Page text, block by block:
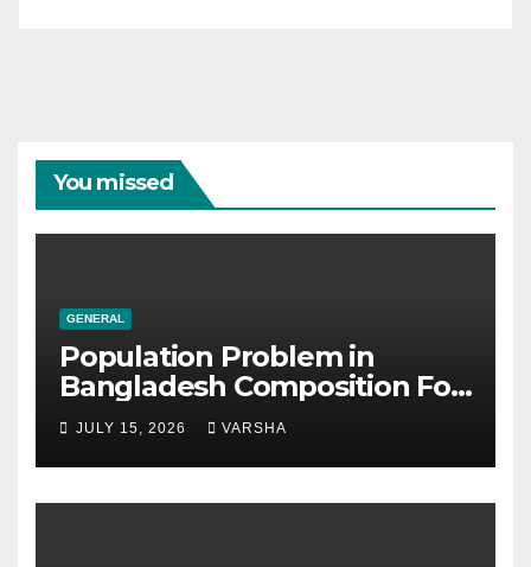
You missed
GENERAL
Population Problem in
Bangladesh Composition For
SSC & HSC
JULY 15, 2026 VARSHA